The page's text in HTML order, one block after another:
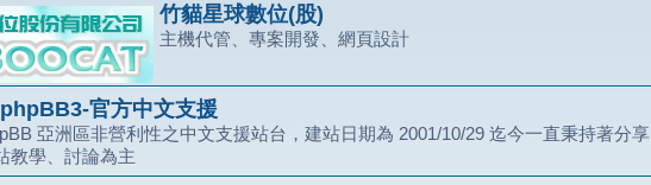
竹貓星球數位(股)
主機代管、專案開發、網頁設計
官方中文支援
亞洲區非營利性之中文支援站台，建站日期為 2001/10/29 迄今一直秉持著分享
教學、討論為主